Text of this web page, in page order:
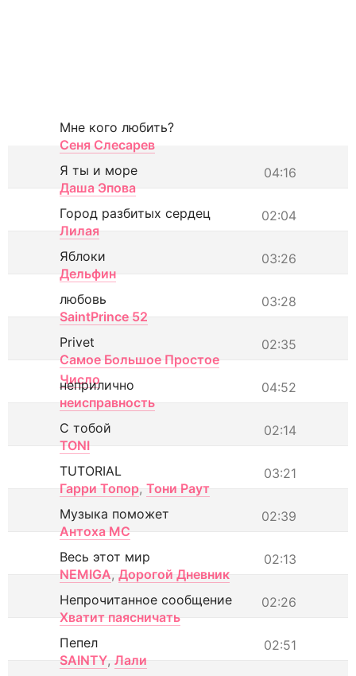
Мне кого любить?
Сеня Слесарев
04:16
Я ты и море
Даша Эпова
02:04
Город разбитых сердец
Лилая
03:26
Яблоки
Дельфин
03:28
любовь
SaintPrince 52
02:35
Privet
Самое Большое Простое
Число
04:52
неприлично
неисправность
02:14
С тобой
TONI
03:21
TUTORIAL
Гарри Топор, Тони Раут
02:39
Музыка поможет
Антоха МС
02:13
Весь этот мир
NEMIGA, Дорогой Дневник
02:26
Непрочитанное сообщение
Хватит паясничать
02:51
Пепел
SAINTY, Лали